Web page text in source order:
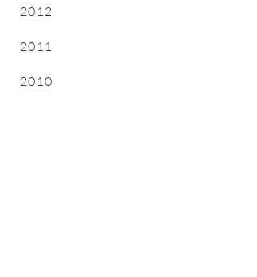
2012
2011
2010